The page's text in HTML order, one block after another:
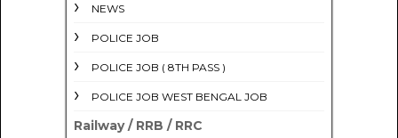
NEWS
POLICE JOB
POLICE JOB ( 8TH PASS )
POLICE JOB WEST BENGAL JOB
Railway / RRB / RRC